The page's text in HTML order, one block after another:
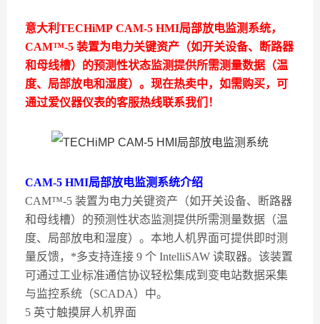
意大利TECHiMP CAM-5 HMI局部放电监测系统，
CAM™-5 装置为电力关键资产（如开关设备、断路器
和母线槽）的预测性状态监测提供所需测量数据（温
度、局部放电和湿度）。现在热卖中，如需购买，可
通过爱仪器仪表的客服热线联系我们！
CAM-5 HMI局部放电监测系统介绍
CAM™-5 装置为电力关键资产（如开关设备、断路器
和母线槽）的预测性状态监测提供所需测量数据（温
度、局部放电和湿度）。本地人机界面可提供即时测
量反馈，*多支持连接 9 个 IntelliSAW 读取器。该装置
可通过工业标准通信协议轻松集成到变电站数据采集
与监控系统（SCADA）中。
5 英寸触摸屏人机界面